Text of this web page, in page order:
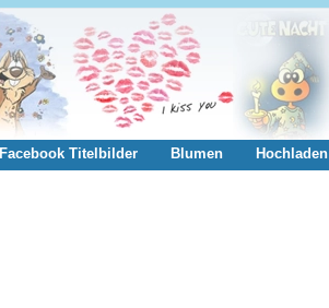
Facebook Titelbilder Blumen Hochladen